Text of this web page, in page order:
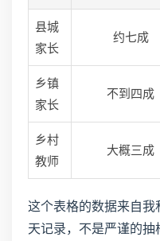
县城
家长
约七成
乡镇
家长
不到四成
乡村
教师
大概三成
这个表格的数据来自
天记录，不是严谨的